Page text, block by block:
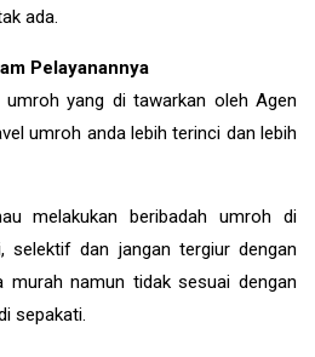
ada.
Pelayanannya
yang di tawarkan oleh Agen
umroh anda lebih terinci dan lebih
melakukan beribadah umroh di
selektif dan jangan tergiur dengan
murah namun tidak sesuai dengan
sepakati.